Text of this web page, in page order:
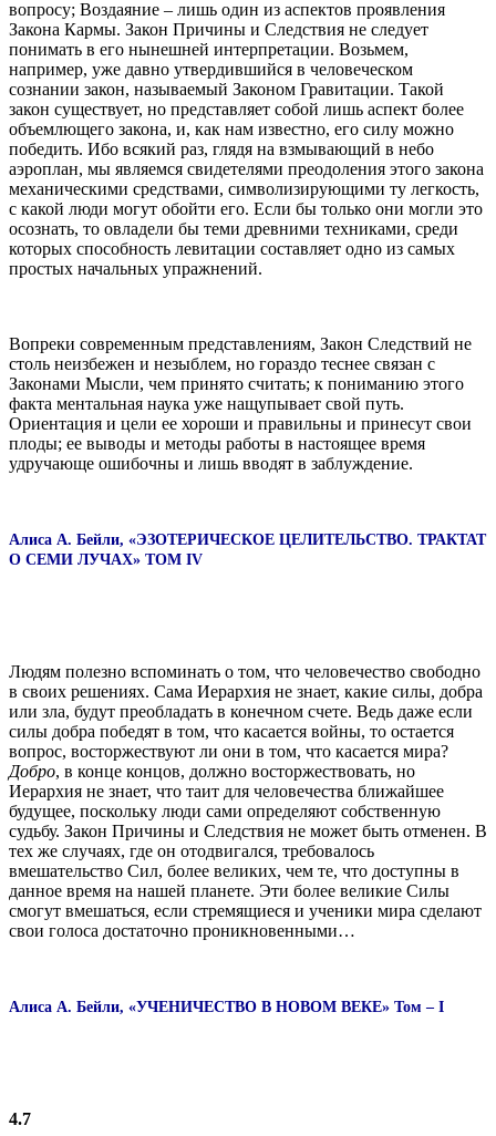
вопросу; Воздаяние – лишь один из аспектов проявления
Закона Кармы. Закон Причины и Следствия не следует
понимать в его нынешней интерпретации. Возьмем,
например, уже давно утвердившийся в человеческом
сознании закон, называемый Законом Гравитации. Такой
закон существует, но представляет собой лишь аспект более
объемлющего закона, и, как нам известно, его силу можно
победить. Ибо всякий раз, глядя на взмывающий в небо
аэроплан, мы являемся свидетелями преодоления этого закона
механическими средствами, символизирующими ту легкость,
с какой люди могут обойти его. Если бы только они могли это
осознать, то овладели бы теми древними техниками, среди
которых способность левитации составляет одно из самых
простых начальных упражнений.
Вопреки современным представлениям, Закон Следствий не
столь неизбежен и незыблем, но гораздо теснее связан с
Законами Мысли, чем принято считать; к пониманию этого
факта ментальная наука уже нащупывает свой путь.
Ориентация и цели ее хороши и правильны и принесут свои
плоды; ее выводы и методы работы в настоящее время
удручающе ошибочны и лишь вводят в заблуждение.
Алиса А. Бейли, «ЭЗОТЕРИЧЕСКОЕ ЦЕЛИТЕЛЬСТВО. ТРАКТАТ
О СЕМИ ЛУЧАХ» ТОМ IV
Людям полезно вспоминать о том, что человечество свободно
в своих решениях. Сама Иерархия не знает, какие силы, добра
или зла, будут преобладать в конечном счете. Ведь даже если
силы добра победят в том, что касается войны, то остается
вопрос, восторжествуют ли они в том, что касается мира?
Добро, в конце концов, должно восторжествовать, но
Иерархия не знает, что таит для человечества ближайшее
будущее, поскольку люди сами определяют собственную
судьбу. Закон Причины и Следствия не может быть отменен. В
тех же случаях, где он отодвигался, требовалось
вмешательство Сил, более великих, чем те, что доступны в
данное время на нашей планете. Эти более великие Силы
смогут вмешаться, если стремящиеся и ученики мира сделают
свои голоса достаточно проникновенными…
Алиса А. Бейли, «УЧЕНИЧЕСТВО В НОВОМ ВЕКЕ» Том – I
4.7